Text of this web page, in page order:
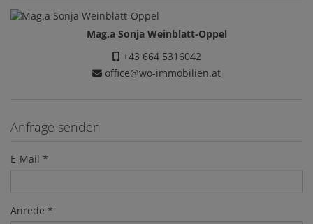
Mag.a Sonja Weinblatt-Oppel
+43 664 5316042
office@wo-immobilien.at
Anfrage senden
E-Mail
Anrede